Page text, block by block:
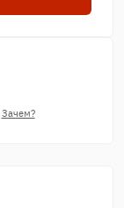
Зачем?